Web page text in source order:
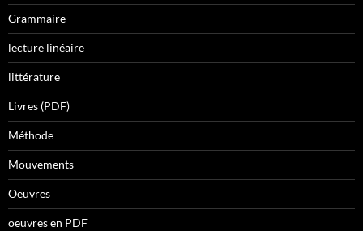
Grammaire
lecture linéaire
littérature
Livres (PDF)
Méthode
Mouvements
Oeuvres
oeuvres en PDF